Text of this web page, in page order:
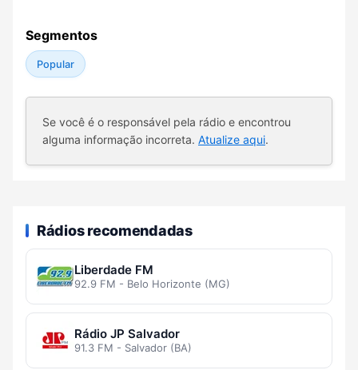
Segmentos
Popular
Se você é o responsável pela rádio e encontrou
alguma informação incorreta. Atualize aqui.
Rádios recomendadas
Liberdade FM
92.9 FM - Belo Horizonte (MG)
Rádio JP Salvador
91.3 FM - Salvador (BA)